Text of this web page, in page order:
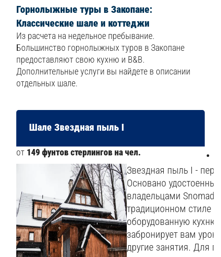
Горнолыжные туры в Закопане:
Классические шале и коттеджи
Из расчета на недельное пребывание.
Большинство горнолыжных туров в Закопане
предоставляют свою кухню и В&В.
Дополнительные услуги вы найдете в описании
отдельных шале.
Шале Звездная пыль I
от 149 фунтов стерлингов на чел.
Звездная пыль I -
Основано
владельцами
традиционном стиле
оборудованную
забронирует вам
другие занятия. Для